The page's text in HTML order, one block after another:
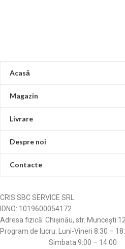
Acasă
Magazin
Livrare
Despre noi
Contacte
CRIS SBC SERVICE SRL
IDNO: 1019600054172
Adresa fizică: Chișinău, str. Muncești
Program de lucru: Luni-Vineri 8:30 –
Simbata 9:00 – 14:00